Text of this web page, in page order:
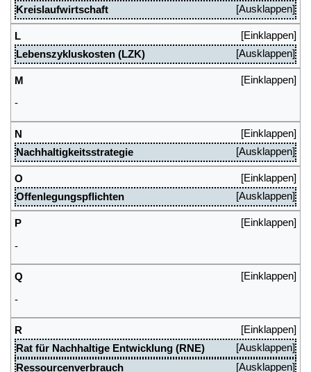
Kreislaufwirtschaft
L
Lebenszykluskosten (LZK)
M
-
N
Nachhaltigkeitsstrategie
O
Offenlegungspflichten
P
-
Q
-
R
Rat für Nachhaltige Entwicklung (RNE)
Ressourcenverbrauch